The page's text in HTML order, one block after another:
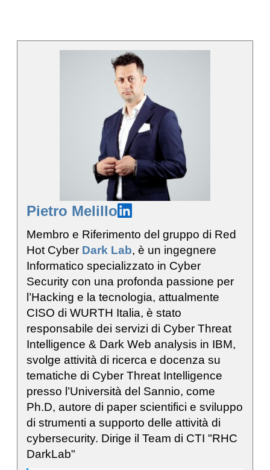
Pietro Melillo
Membro e Riferimento del gruppo di Red
Hot Cyber Dark Lab, è un ingegnere
Informatico specializzato in Cyber
Security con una profonda passione per
l’Hacking e la tecnologia, attualmente
CISO di WURTH Italia, è stato
responsabile dei servizi di Cyber Threat
Intelligence & Dark Web analysis in IBM,
svolge attività di ricerca e docenza su
tematiche di Cyber Threat Intelligence
presso l’Università del Sannio, come
Ph.D, autore di paper scientifici e sviluppo
di strumenti a supporto delle attività di
cybersecurity. Dirige il Team di CTI "RHC
DarkLab"